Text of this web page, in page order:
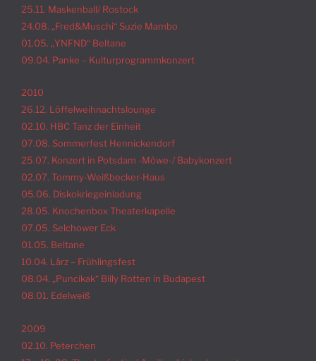
25.11. Maskenball/ Rostock
24.08. „Fred&Muschi“ Suzie Mambo
01.05. „YNFND“ Beltane
09.04. Panke – Kulturprogrammkonzert
2010
26.12. Löffelweihnachtslounge
02.10. HBC Tanz der Einheit
07.08. Sommerfest Hennickendorf
25.07. Konzert in Potsdam -Möwe-/ Babykonzert
02.07. Tommy-Weißbecker-Haus
05.06. Diskokriegeinladung
28.05. Knochenbox Theaterkapelle
07.05. Selchower Eck
01.05. Beltane
10.04. Lärz – Frühlingsfest
08.04. „Puncikak“ Billy Rotten in Budapest
08.01. Edelweiß
2009
02.10. Peterchen